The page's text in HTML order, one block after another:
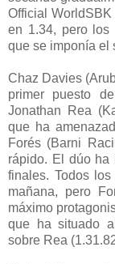
Official
en 1.34, pero los
que se imponía el
Chaz Davies
primer puesto
Jonathan Rea
que ha
Forés (Barni
rápido. El dúo ha
finales. Todos
mañana, pero
máximo
que ha situado
sobre Rea